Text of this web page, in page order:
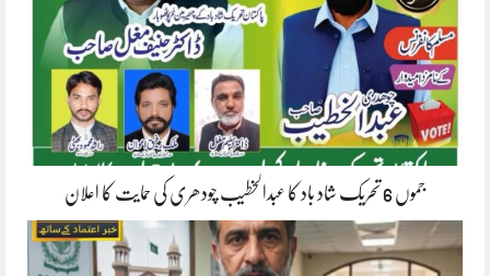
جموں 6 تحریک شاد باد کا عبدالخطیب چودھری کی حمایت کا اعلان